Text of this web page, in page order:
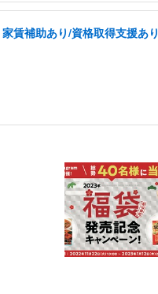
賃補助あり/資格取得支援あり